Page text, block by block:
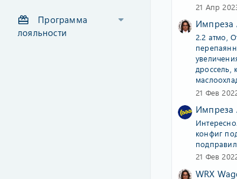
Программа
лояльности
21 Апр
Импреза
2.2 атмо,
дроссель,
21 Фев
Импреза
конфиг
21 Фев
WRX